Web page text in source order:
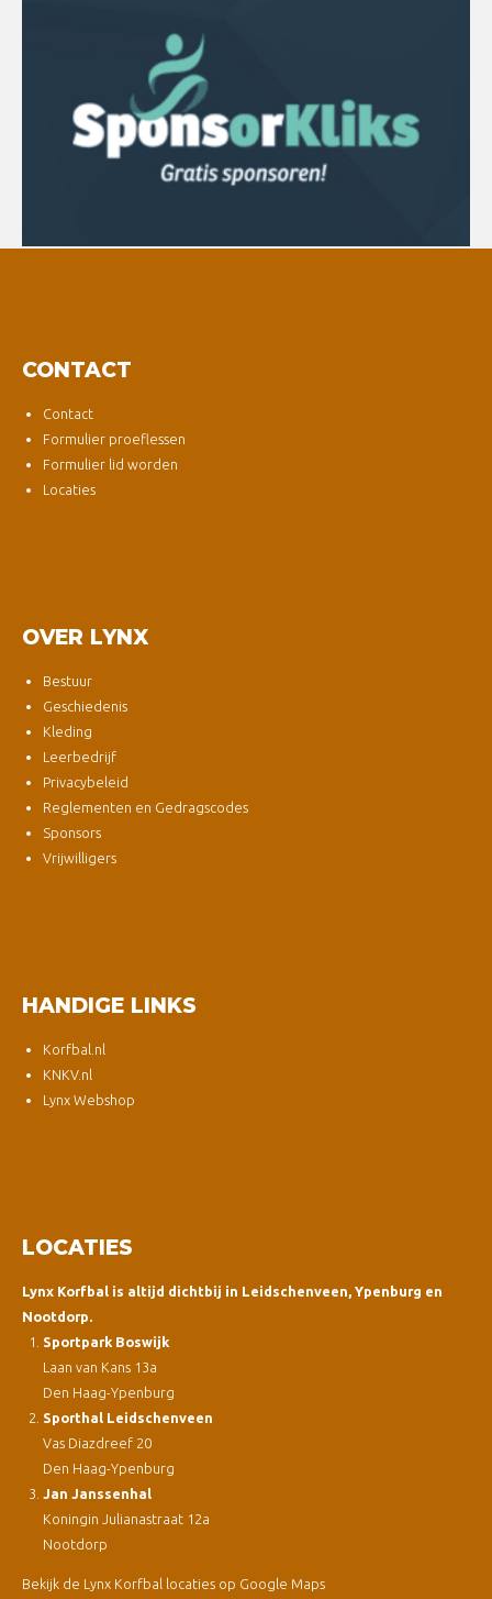
CONTACT
Contact
Formulier proeflessen
Formulier lid worden
Locaties
OVER LYNX
Bestuur
Geschiedenis
Kleding
Leerbedrijf
Privacybeleid
Reglementen en Gedragscodes
Sponsors
Vrijwilligers
HANDIGE LINKS
Korfbal.nl
KNKV.nl
Lynx Webshop
LOCATIES
Lynx Korfbal is altijd dichtbij in Leidschenveen, Ypenburg en
Nootdorp.
Sportpark Boswijk
Laan van Kans 13a
Den Haag-Ypenburg
Sporthal Leidschenveen
Vas Diazdreef 20
Den Haag-Ypenburg
Jan Janssenhal
Koningin Julianastraat 12a
Nootdorp
Bekijk de Lynx Korfbal locaties op Google Maps